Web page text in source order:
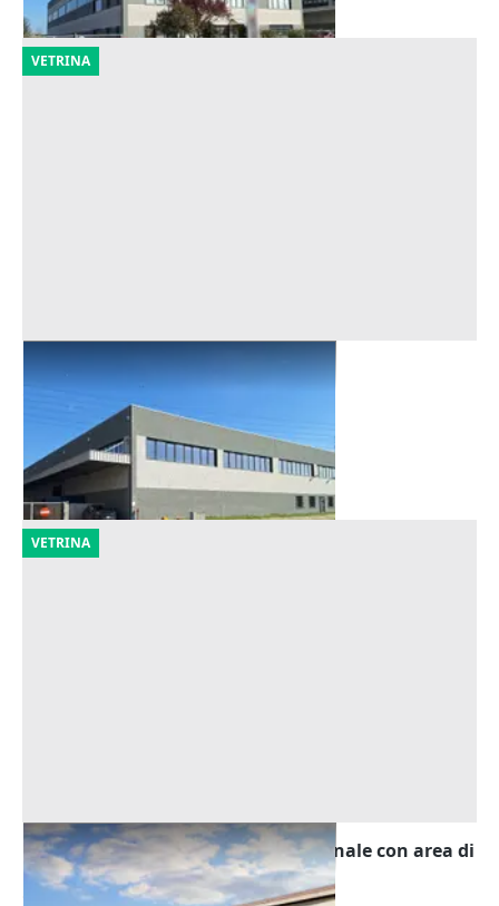
VETRINA
Asta Capannone con uffici e corte
Ravenna (Ravenna)
1.185.600 €
25/09/2026
VETRINA
Asta Fabbricato industriale-artigianale con area di
pertinenza
Offerta minima